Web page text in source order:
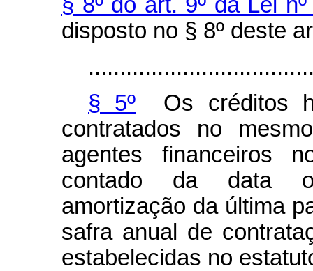
disposto no § 8º deste
§ 5º Os créditos
contratados no
agentes financeiros
contado da data
amortização da última
safra anual de
estabelecidas no